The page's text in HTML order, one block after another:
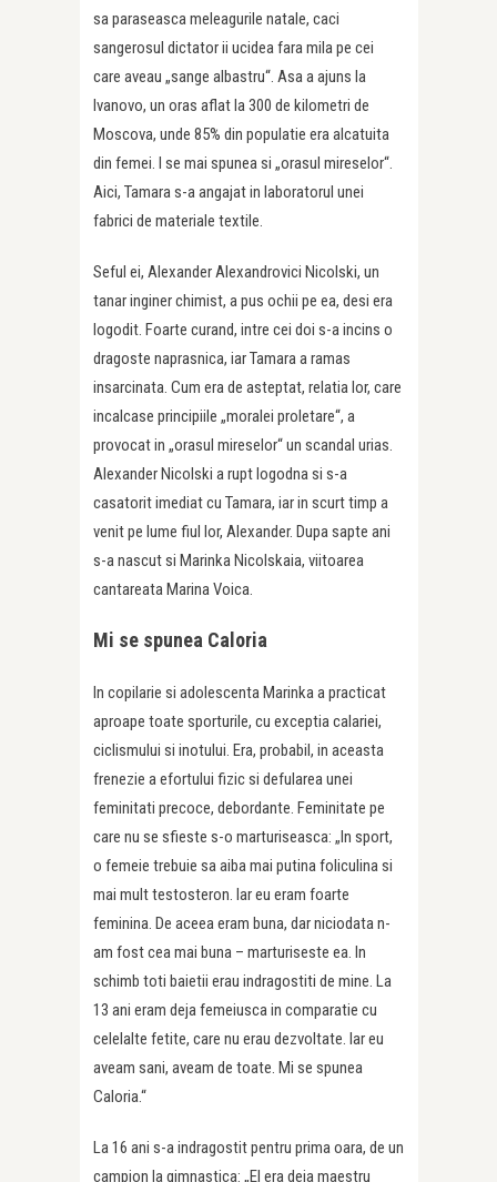
sa paraseasca meleagurile natale, caci
sangerosul dictator ii ucidea fara mila pe cei
care aveau „sange albastru“. Asa a ajuns la
Ivanovo, un oras aflat la 300 de kilometri de
Moscova, unde 85% din populatie era alcatuita
din femei. I se mai spunea si „orasul mireselor“.
Aici, Tamara s-a angajat in laboratorul unei
fabrici de materiale textile.
Seful ei, Alexander Alexandrovici Nicolski, un
tanar inginer chimist, a pus ochii pe ea, desi era
logodit. Foarte curand, intre cei doi s-a incins o
dragoste naprasnica, iar Tamara a ramas
insarcinata. Cum era de asteptat, relatia lor, care
incalcase principiile „moralei proletare“, a
provocat in „orasul mireselor“ un scandal urias.
Alexander Nicolski a rupt logodna si s-a
casatorit imediat cu Tamara, iar in scurt timp a
venit pe lume fiul lor, Alexander. Dupa sapte ani
s-a nascut si Marinka Nicolskaia, viitoarea
cantareata Marina Voica.
Mi se spunea Caloria
In copilarie si adolescenta Marinka a practicat
aproape toate sporturile, cu exceptia calariei,
ciclismului si inotului. Era, probabil, in aceasta
frenezie a efortului fizic si defularea unei
feminitati precoce, debordante. Feminitate pe
care nu se sfieste s-o marturiseasca: „In sport,
o femeie trebuie sa aiba mai putina foliculina si
mai mult testosteron. Iar eu eram foarte
feminina. De aceea eram buna, dar niciodata n-
am fost cea mai buna – marturiseste ea. In
schimb toti baietii erau indragostiti de mine. La
13 ani eram deja femeiusca in comparatie cu
celelalte fetite, care nu erau dezvoltate. Iar eu
aveam sani, aveam de toate. Mi se spunea
Caloria.“
La 16 ani s-a indragostit pentru prima oara, de un
campion la gimnastica: „El era deja maestru